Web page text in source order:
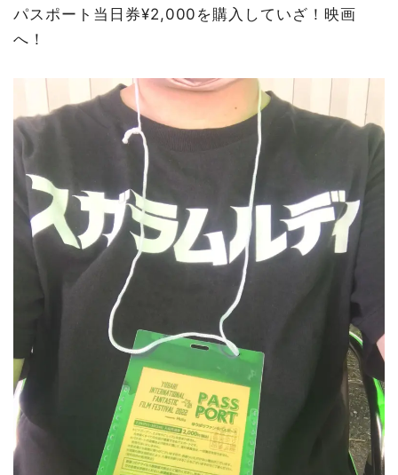
パスポート当日券¥2,000を購入していざ！映画
へ！